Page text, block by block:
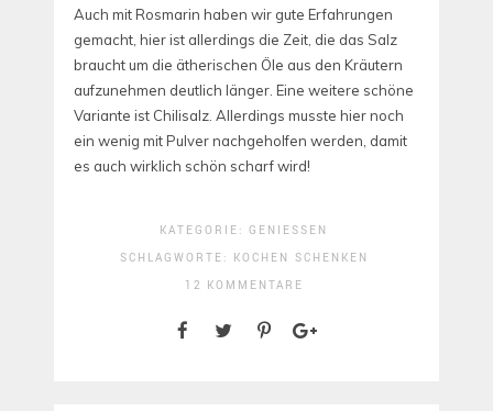
Auch mit Rosmarin haben wir gute Erfahrungen
gemacht, hier ist allerdings die Zeit, die das Salz
braucht um die ätherischen Öle aus den Kräutern
aufzunehmen deutlich länger. Eine weitere schöne
Variante ist Chilisalz. Allerdings musste hier noch
ein wenig mit Pulver nachgeholfen werden, damit
es auch wirklich schön scharf wird!
KATEGORIE: GENIESSEN
SCHLAGWORTE: KOCHEN
SCHENKEN
12 KOMMENTARE